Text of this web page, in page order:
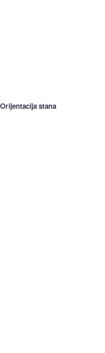
Orijentacija stana